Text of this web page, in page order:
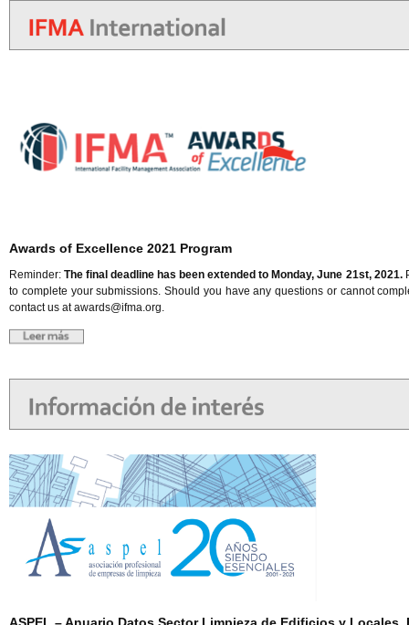
Awards of Excellence 2021 Program
Reminder:The final deadline has been extended to Monday, June 21st, 2021.
to complete your submissions. Should you have any questions or cannot
contact us at awards@ifma.org.